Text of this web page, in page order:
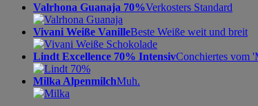
Valrhona Guanaja 70%Verkosters Standard
Vivani Weiße VanilleBeste Weiße weit und breit
Lindt Excellence 70% IntensivConchiertes vom
Milka AlpenmilchMuh.